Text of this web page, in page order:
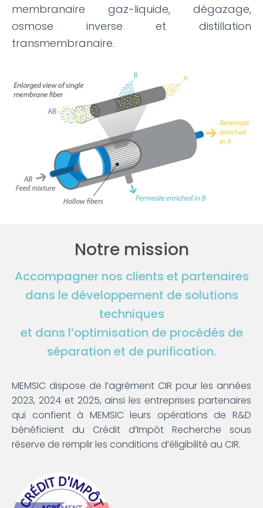
membranaire gaz-liquide, dégazage,
osmose inverse et distillation
transmembranaire.
Notre mission
Accompagner nos clients et partenaires
dans le développement de solutions
techniques
et dans l’optimisation de procédés de
séparation et de purification.
MEMSIC dispose de l’agrément CIR pour les années
2023, 2024 et 2025, ainsi les entreprises partenaires
qui confient à MEMSIC leurs opérations de R&D
bénéficient du Crédit d’Impôt Recherche sous
réserve de remplir les conditions d’éligibilité au CIR.